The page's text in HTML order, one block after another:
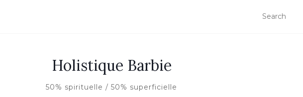
Holistique Barbie
50% spirituelle / 50% superficielle